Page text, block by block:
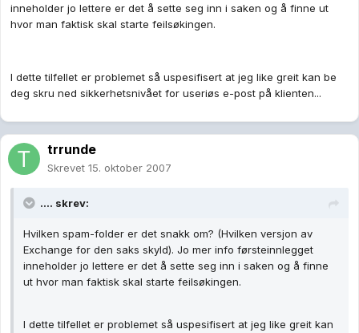
inneholder jo lettere er det å sette seg inn i saken og å finne ut
hvor man faktisk skal starte feilsøkingen.
I dette tilfellet er problemet så uspesifisert at jeg like greit kan be
deg skru ned sikkerhetsnivået for useriøs e-post på klienten...
trrunde
Skrevet 15. oktober 2007
.... skrev:
Hvilken spam-folder er det snakk om? (Hvilken versjon av
Exchange for den saks skyld). Jo mer info førsteinnlegget
inneholder jo lettere er det å sette seg inn i saken og å finne
ut hvor man faktisk skal starte feilsøkingen.
I dette tilfellet er problemet så uspesifisert at jeg like greit kan